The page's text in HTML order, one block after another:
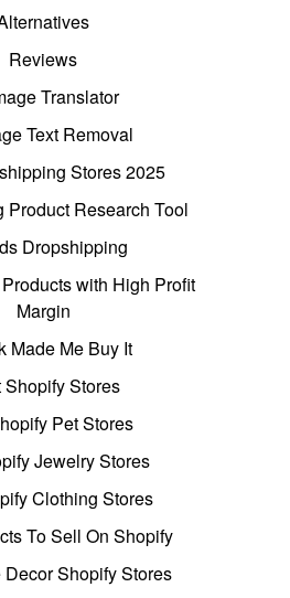
Reviews
Translator
Text Removal
Stores 2025
Product Research Tool
Dropshipping
with High Profit
Margin
Made Me Buy It
Shopify Stores
Pet Stores
Jewelry Stores
Clothing Stores
To Sell On Shopify
Decor Shopify Stores